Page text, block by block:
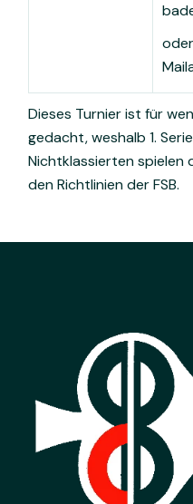
Dieses Turnier ist für
gedacht, weshalb 1.
Nichtklassierten spielen
den Richtlinien der FSB.